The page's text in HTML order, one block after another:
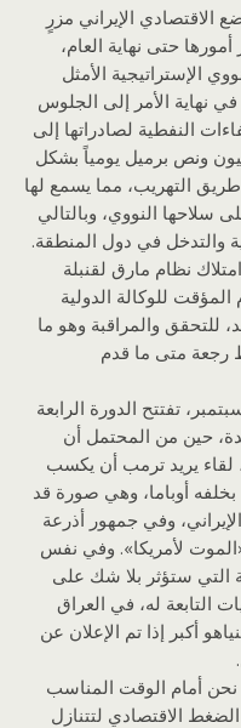
الاقتصادي الإيراني مزرٍ
لتسيير أمورها حتى نهاية العام،
الإستراتيجية الأمثل
الأمر إلى الجلوس
النفطية لصادراتها إلى
ونص برميل يومياً بشكل
التهريب، مما يسمع لها
سلاحها النووي، وبالتالي
والتدخل في دول المنطقة.
نظام مارق لقنبلة
للوكالة الدولية
للتحقق والمراقبة وهو ما
رجعة متى ما قدم
أسبوع وتحديداً في 17 من سبتمبر، تفتتح الدورة الرابعة
حين من المحتمل أن
لقاء يريد ترمب أن يكسب
أوباما، وهي صورة قد
وفي جمهور أذرعة
لأمريكا». وفي نفس
التي ستؤثر بلا شك على
التابعة له، في العراق
أكبر إذا تم الإعلان عن
نحن أمام الوقت المناسب
الاقتصادي لتتنازل